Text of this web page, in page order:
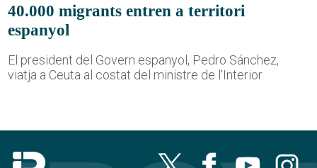
40.000 migrants entren a territori
espanyol
El president del Govern espanyol, Pedro Sánchez,
viatja a Ceuta al costat del ministre de l'Interior